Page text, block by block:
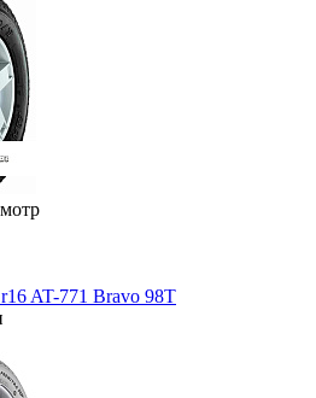
AT-771 Bravo 98T